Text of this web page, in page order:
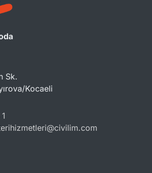
Sk.
Kocaeli